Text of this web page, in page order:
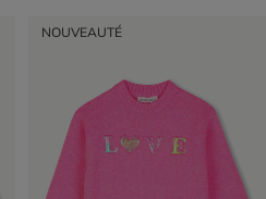
NOUVEAUTÉ